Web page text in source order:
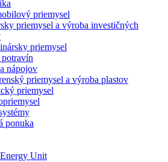
priemysel
priemysel a výroba investičných
priemysel
potravín
nápojov
priemysel a výroba plastov
priemysel
ponuka
Unit